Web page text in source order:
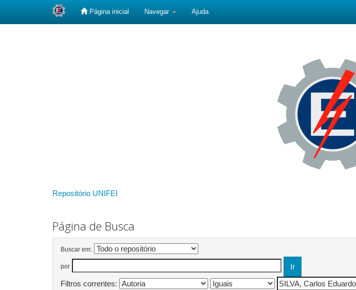
Página inicial Navegar Ajuda
Repositório UNIFEI
Página de Busca
Buscar em:
por
Filtros correntes: